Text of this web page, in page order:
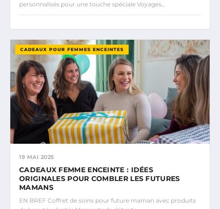
personnalisés pour une touche spéciale Voyages…
CADEAUX POUR FEMMES ENCEINTES
19 MAI 2025
CADEAUX FEMME ENCEINTE : IDÉES
ORIGINALES POUR COMBLER LES FUTURES
MAMANS
EN BREF Coffret de soins pour future maman avec produits